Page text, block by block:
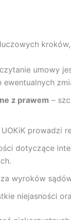
umowy
z prawem –
prowadzi
dotyczące
wyroków
niejasności